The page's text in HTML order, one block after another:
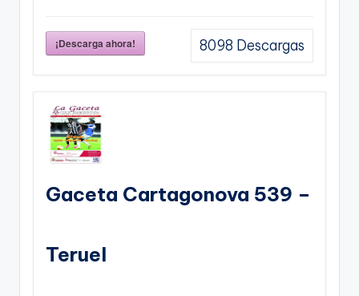
¡Descarga ahora! 8098 Descargas
Gaceta Cartagonova 539 –
Teruel